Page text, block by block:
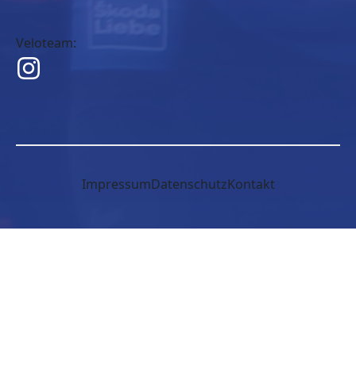
Veloteam:
ImpressumDatenschutzKontakt